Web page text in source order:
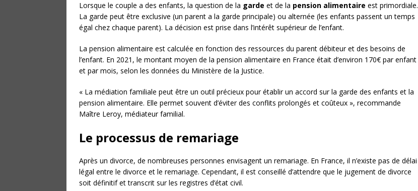
Lorsque le couple a des enfants, la question de la garde et de la pension alimentaire est primordiale.
La garde peut être exclusive (un parent a la garde principale) ou alternée (les enfants passent un temps
égal chez chaque parent). La décision est prise dans l’intérêt supérieur de l’enfant.
La pension alimentaire est calculée en fonction des ressources du parent débiteur et des besoins de
l’enfant. En 2021, le montant moyen de la pension alimentaire en France était d’environ 170€ par enfant
et par mois, selon les données du Ministère de la Justice.
« La médiation familiale peut être un outil précieux pour établir un accord sur la garde des enfants et la
pension alimentaire. Elle permet souvent d’éviter des conflits prolongés et coûteux », recommande
Maître Leroy, médiateur familial.
Le processus de remariage
Après un divorce, de nombreuses personnes envisagent un remariage. En France, il n’existe pas de délai
légal entre le divorce et le remariage. Cependant, il est conseillé d’attendre que le jugement de divorce
soit définitif et transcrit sur les registres d’état civil.